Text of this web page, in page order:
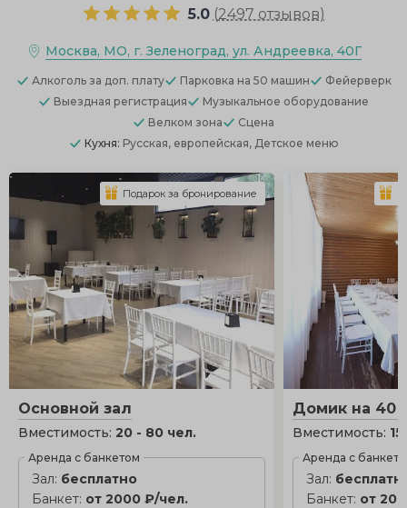
5.0 (2497 отзывов)
Москва, МО, г. Зеленоград, ул. Андреевка, 40Г
Алкоголь за доп. плату Парковка на 50 машин
Фейерверк
Выездная регистрация
Музыкальное оборудование
Велком зона
Сцена
Кухня: Русская, европейская, Детское меню
Основной зал
Вместимость: 20 - 80 чел.
Аренда с банкетом
Зал: бесплатно
Банкет: от 2000 ₽/чел.
Подарок за бронирование
Домик на 40
Вместимость:
Аренда с
Зал:
Банкет: от